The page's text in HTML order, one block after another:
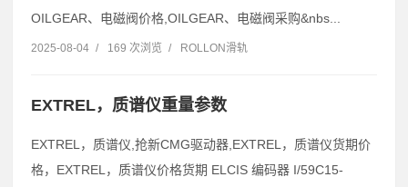
OILGEAR、电磁阀价格,OILGEAR、电磁阀采购&nbs...
2025-08-04 / 169 次浏览 / ROLLON滑轨
EXTREL，质谱仪重量参数
EXTREL，质谱仪,抢新CMG驱动器,EXTREL，质谱仪货期价
格，EXTREL，质谱仪价格货期 ELCIS 编码器 I/59C15-